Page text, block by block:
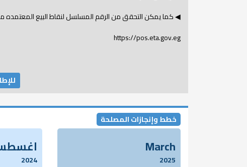
◀ كما يمكن التحقق من الرقم المسلسل لنقاط البيع المعتمده
https://pos.eta.gov.eg
خطط وإنجازات المصلحة
March
2025
2024